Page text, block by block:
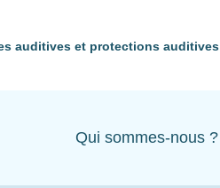
auditives et protections auditives
Qui sommes-nous ?